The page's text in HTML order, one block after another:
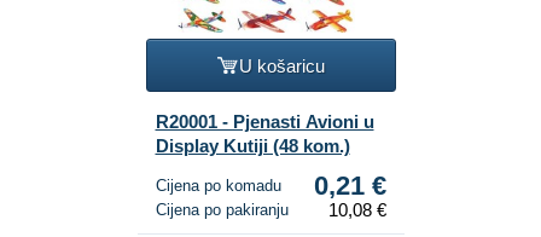
U košaricu
R20001 - Pjenasti Avioni u
Display Kutiji (48 kom.)
Cijena po komadu 0,21 €
Cijena po pakiranju 10,08 €